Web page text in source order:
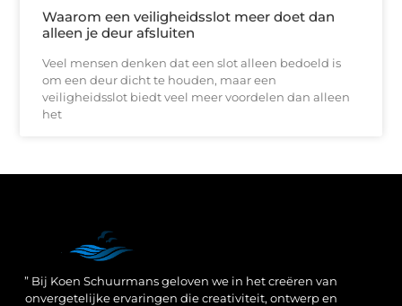
Waarom een veiligheidsslot meer doet dan
alleen je deur afsluiten
Veel mensen denken dat een slot alleen bedoeld is
om een deur dicht te houden, maar een
veiligheidsslot biedt veel meer voordelen dan alleen
het
” Bij Koen Schuurmans geloven we in het creëren van
onvergetelijke ervaringen die creativiteit, ontwerp en